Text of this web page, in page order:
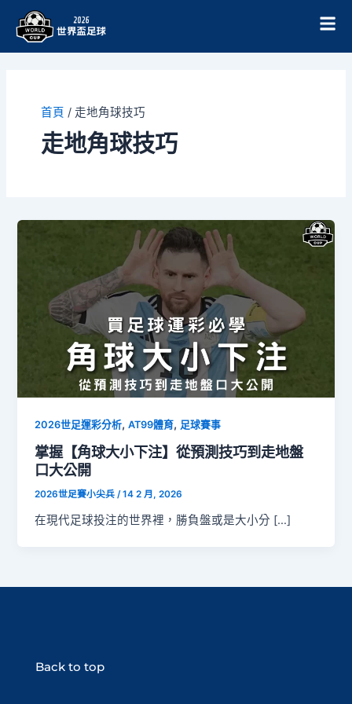
首頁 / 走地角球技巧
走地角球技巧
2026世足運彩分析,AT99體育, 足球賽事
掌握【角球大小下注】從預測技巧到走地盤
口大公開
2026世足賽小尖兵/14 2 月, 2026
在現代足球投注的世界裡，勝負盤或是大小分 […]
Back to top